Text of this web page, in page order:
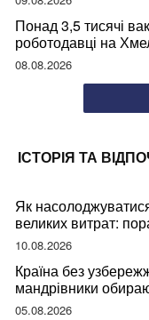
Понад 3,5 тисячі
роботодавці на
08.08.2026
ІСТОРІЯ ТА
Як
великих витрат:
10.08.2026
Країна без
мандрівники
05.08.2026